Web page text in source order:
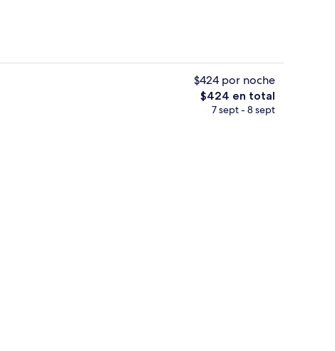
Sábanas de algodón egipcio y ropa
$424 por noche
El
precio
$424 en total
7 sept - 8 sept